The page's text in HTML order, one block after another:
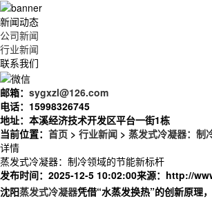
新闻动态
公司新闻
行业新闻
联系我们
邮箱： sygxzl@126.com
电话： 15998326745
地址： 本溪经济技术开发区平台一街1栋
当前位置： 首页 > 行业新闻 > 蒸发式冷凝器：制
详情
蒸发式冷凝器：制冷领域的节能新标杆
发布时间：2025-12-5 10:02:00来源： http://
沈阳蒸发式冷凝器凭借“水蒸发换热”的创新原理